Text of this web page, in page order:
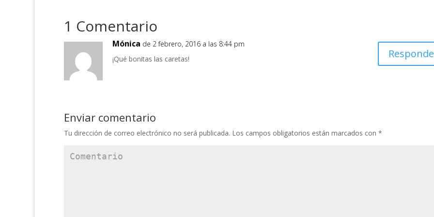
1 Comentario
Mónica de 2 febrero, 2016 a las 8:44 pm
¡Qué bonitas las caretas!
Enviar comentario
Tu dirección de correo electrónico no será publicada. Los campos obligatorios están marcados con *